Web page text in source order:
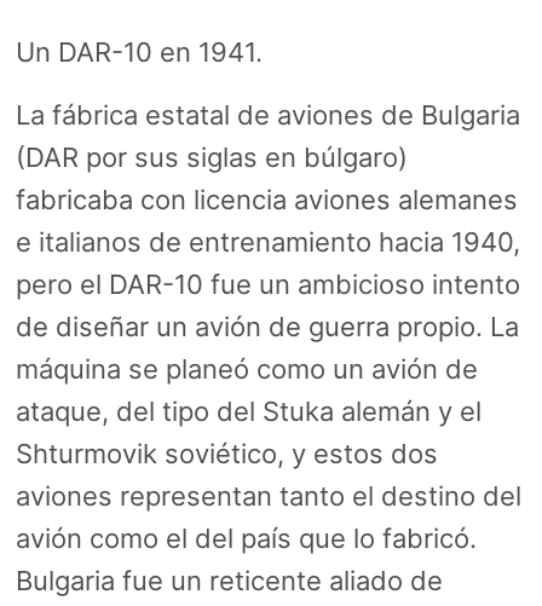
Un DAR-10 en 1941.
La fábrica estatal de aviones de Bulgaria
(DAR por sus siglas en búlgaro)
fabricaba con licencia aviones alemanes
e italianos de entrenamiento hacia 1940,
pero el DAR-10 fue un ambicioso intento
de diseñar un avión de guerra propio. La
máquina se planeó como un avión de
ataque, del tipo del Stuka alemán y el
Shturmovik soviético, y estos dos
aviones representan tanto el destino del
avión como el del país que lo fabricó.
Bulgaria fue un reticente aliado de